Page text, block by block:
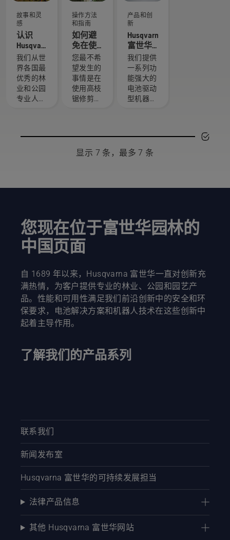
的背负式
电池。正
确安装的
背负式电
池可确保
佩戴更加
舒适，并
减少使用
时的疲劳
故事和灵
感
认识
Husqvarna
富世华 H
团队 - 我
们最苛
刻的用
户
我们从世
界各国最
优秀的林
业和公园
专业人士
且备受尊
刻的用
户。
操作方法
和指南
如何避
免在使
用高枝
锯修剪
树木时
使切割
导板卡
您最不希
望发生的
事情是在
使用高枝
锯修剪树
上。为避
免这种情
先，您应
该从树枝
下侧距树
干一小段
一个小切
口。使用
这种方
法，您在
修剪较粗
的树枝
卡住。接
需再做出
艰难选
择。 “这
使电池动
力产品达
到一个全
新的水
平。”
Husqvarna
Johan
产品和创
新
Husqvarna
富世华
X-Torq®
引擎说
明
我们提供
一系列功
能强大的
电池驱动
型机器。
尔需要使
用汽油驱
您提供所
需的动力
显示 7 条，最多 7 条
您现在位于富世华园林的
中国页面
自 1689 年以来，Husqvarna 富世华一直对创新充
满热情，为客户提供专业的林业、公园和园艺产
品。性能和可用性满足我们前沿创新中的安全和环
保要求，电池解决方案和机器人技术在这些创新中
起着主导作用。
了解我们的产品系列
联系我们
新闻发布室
Husqvarna 富世华的可持续发展担当
法律产品信息
其他 Husqvarna 富世华网站